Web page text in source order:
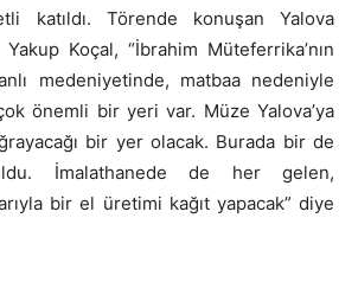
katıldı. Törende konuşan Yalova
Koçal, “İbrahim Müteferrika’nın
medeniyetinde, matbaa nedeniyle
önemli bir yeri var. Müze Yalova’ya
bir yer olacak. Burada bir de
İmalathanede de her gelen,
bir el üretimi kağıt yapacak” diye